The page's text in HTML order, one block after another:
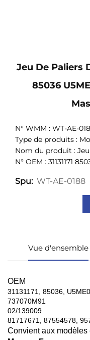
Jeu De Paliers
85036
N° WMM : WT-AE-
Type de produits :
Nom du produit :
N° OEM : 31131171
Spu: WT-AE-0188
Vue d'ensemble
OEM
31131171, 85036,
737070M91
02/139009
81717671, 87554578,
Convient aux modèles